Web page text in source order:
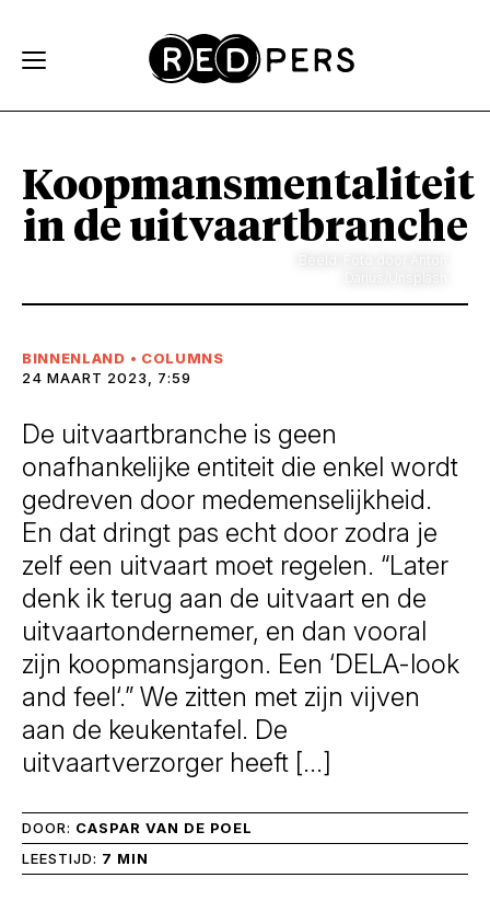
Koopmansmentaliteit
in de uitvaartbranche
BINNENLAND • COLUMNS
24 MAART 2023, 7:59
De uitvaartbranche is geen
onafhankelijke entiteit die enkel wordt
gedreven door medemenselijkheid.
En dat dringt pas echt door zodra je
zelf een uitvaart moet regelen. “Later
denk ik terug aan de uitvaart en de
uitvaartondernemer, en dan vooral
zijn koopmansjargon. Een ‘DELA-look
and feel‘.” We zitten met zijn vijven
aan de keukentafel. De
uitvaartverzorger heeft […]
DOOR: CASPAR VAN DE POEL
LEESTIJD: 7 MIN